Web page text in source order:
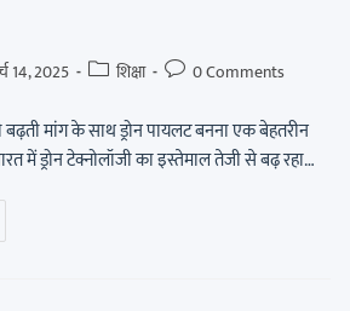
14, 2025 शिक्षा 0 Comments
मांग के साथ ड्रोन पायलट बनना एक बेहतरीन
में ड्रोन टेक्नोलॉजी का इस्तेमाल तेजी से बढ़ रहा…